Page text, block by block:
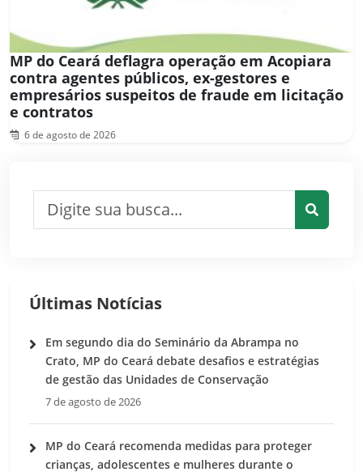
MP do Ceará deflagra operação em Acopiara
contra agentes públicos, ex-gestores e
empresários suspeitos de fraude em licitação
e contratos
6 de agosto de 2026
Últimas Notícias
Em segundo dia do Seminário da Abrampa no
Crato, MP do Ceará debate desafios e estratégias
de gestão das Unidades de Conservação
7 de agosto de 2026
MP do Ceará recomenda medidas para proteger
crianças, adolescentes e mulheres durante o